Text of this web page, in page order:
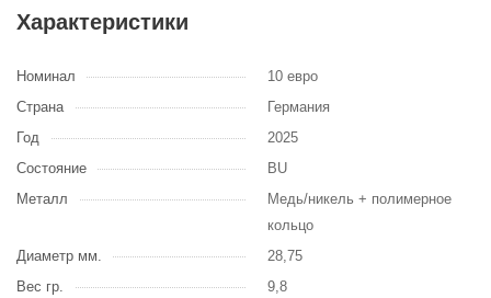
Характеристики
Номинал
10 евро
Страна
Германия
Год
2025
Состояние
BU
Металл
Медь/никель + полимерное
кольцо
Диаметр мм.
28,75
Вес гр.
9,8